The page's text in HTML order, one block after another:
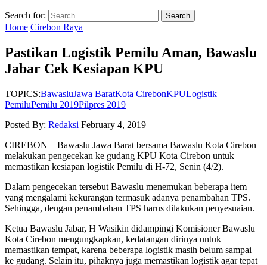
Search for:
Home Cirebon Raya
Pastikan Logistik Pemilu Aman, Bawaslu
Jabar Cek Kesiapan KPU
TOPICS:BawasluJawa BaratKota CirebonKPULogistik
PemiluPemilu 2019Pilpres 2019
Posted By: Redaksi February 4, 2019
CIREBON – Bawaslu Jawa Barat bersama Bawaslu Kota Cirebon
melakukan pengecekan ke gudang KPU Kota Cirebon untuk
memastikan kesiapan logistik Pemilu di H-72, Senin (4/2).
Dalam pengecekan tersebut Bawaslu menemukan beberapa item
yang mengalami kekurangan termasuk adanya penambahan TPS.
Sehingga, dengan penambahan TPS harus dilakukan penyesuaian.
Ketua Bawaslu Jabar, H Wasikin didampingi Komisioner Bawaslu
Kota Cirebon mengungkapkan, kedatangan dirinya untuk
memastikan tempat, karena beberapa logistik masih belum sampai
ke gudang. Selain itu, pihaknya juga memastikan logistik agar tepat